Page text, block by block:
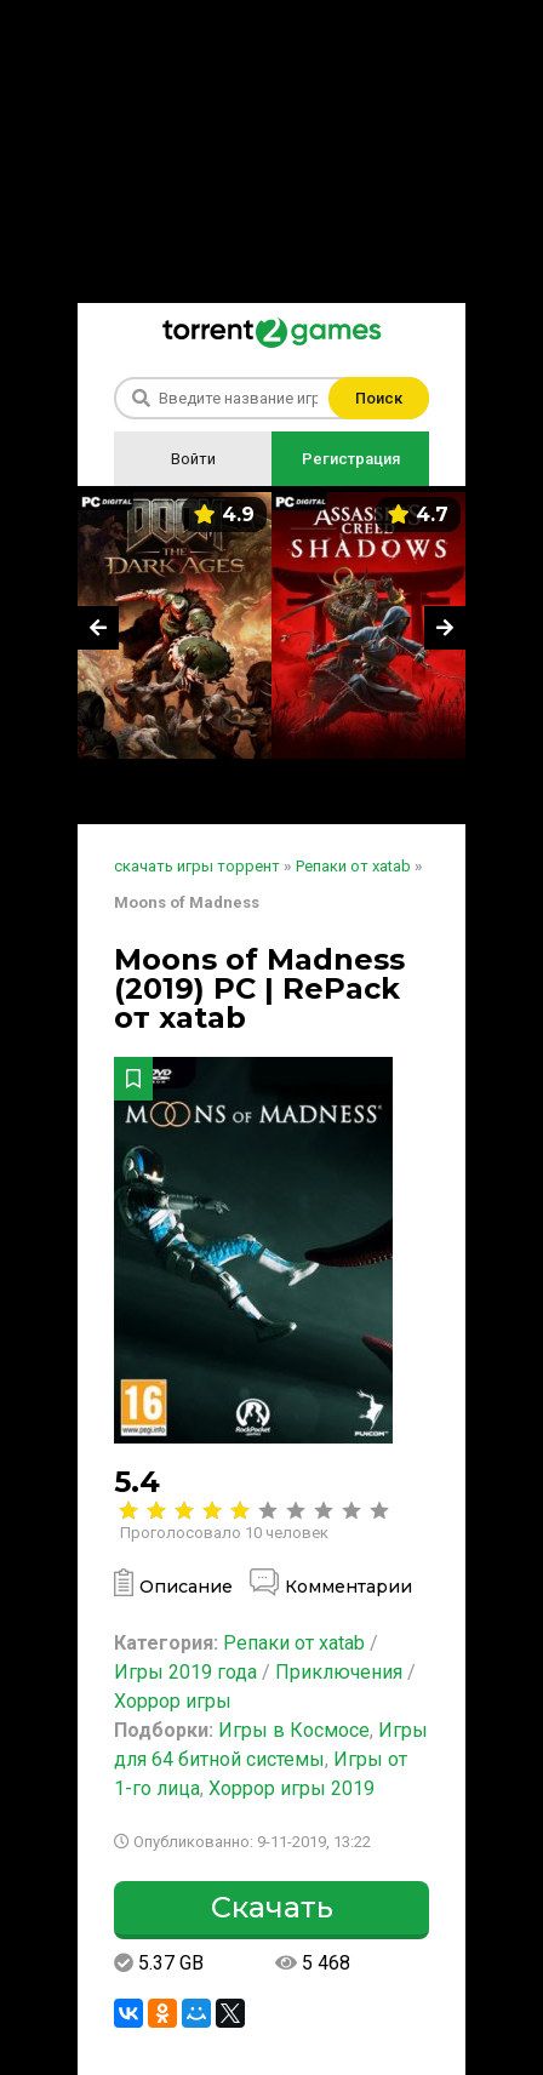
Поиск
Войти Регистрация
4.9 4.7
скачать игры торрент » Репаки от xatab »
Moons of Madness
Moons of Madness
(2019) PC | RePack
от xatab
5.4
Проголосовало 10 человек
Описание Комментарии
Категория: Репаки от xatab /
Игры 2019 года / Приключения /
Хоррор игры
Подборки: Игры в Космосе, Игры
для 64 битной системы, Игры от
1-го лица, Хоррор игры 2019
Опубликованно: 9-11-2019, 13:22
Скачать
5.37 GB 5 468